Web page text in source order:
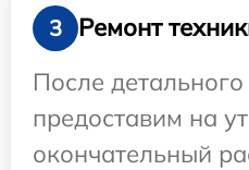
3
Ремонт
После
предоставим на
окончательный